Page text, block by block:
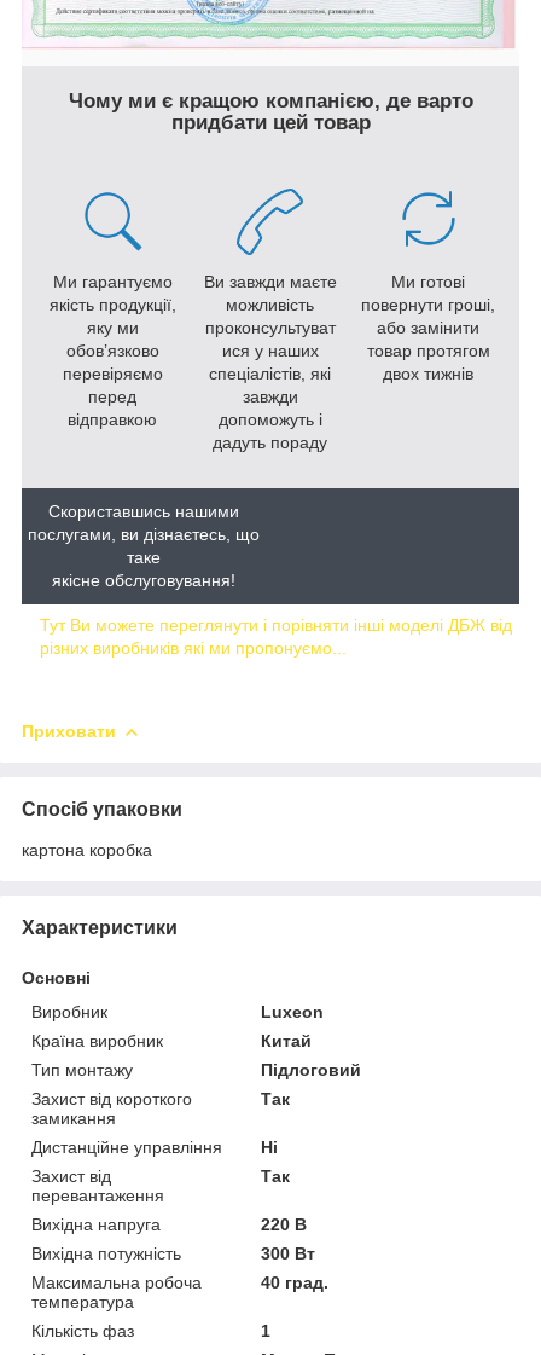
Чому ми є кращою компанією, де варто
придбати цей товар
Ми гарантуємо
якість продукції,
яку ми
обов’язково
перевіряємо
перед
відправкою
Ви завжди маєте
можливість
проконсультуват
ися у наших
спеціалістів, які
завжди
допоможуть і
дадуть пораду
Ми готові
повернути гроші,
або замінити
товар протягом
двох тижнів
Скориставшись нашими
послугами, ви дізнаєтесь, що
таке
якісне обслуговування!
Тут Ви можете переглянути і порівняти інші моделі ДБЖ від
різних виробників які ми пропонуємо...
Приховати
Спосіб упаковки
картона коробка
Характеристики
Основні
Виробник
Luxeon
Країна виробник
Китай
Тип монтажу
Підлоговий
Захист від короткого
замикання
Так
Дистанційне управління
Ні
Захист від
перевантаження
Так
Вихідна напруга
220 В
Вихідна потужність
300 Вт
Максимальна робоча
температура
40 град.
Кількість фаз
1